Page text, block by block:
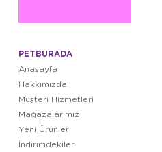
PETBURADA
Anasayfa
Hakkımızda
Müşteri Hizmetleri
Mağazalarımız
Yeni Ürünler
İndirimdekiler